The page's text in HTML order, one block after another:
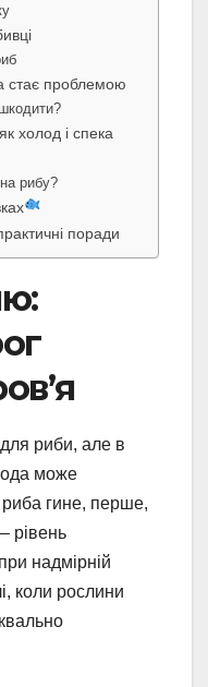
стає проблемою
холод і спека
рибу?
поради
риби, але в
може
гине, перше,
рівень
надмірній
коли рослини